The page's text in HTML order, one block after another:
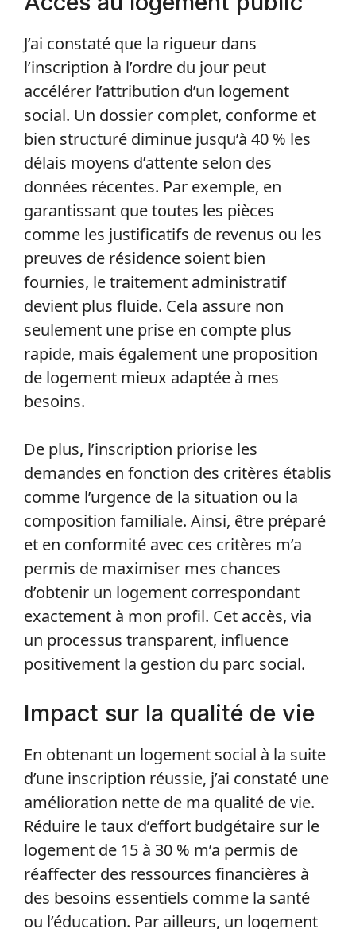
J’ai constaté que la rigueur dans
l’inscription à l’ordre du jour peut
accélérer l’attribution d’un logement
social. Un dossier complet, conforme et
bien structuré diminue jusqu’à 40 % les
délais moyens d’attente selon des
données récentes. Par exemple, en
garantissant que toutes les pièces
comme les justificatifs de revenus ou les
preuves de résidence soient bien
fournies, le traitement administratif
devient plus fluide. Cela assure non
seulement une prise en compte plus
rapide, mais également une proposition
de logement mieux adaptée à mes
besoins.
De plus, l’inscription priorise les
demandes en fonction des critères établis
comme l’urgence de la situation ou la
composition familiale. Ainsi, être préparé
et en conformité avec ces critères m’a
permis de maximiser mes chances
d’obtenir un logement correspondant
exactement à mon profil. Cet accès, via
un processus transparent, influence
positivement la gestion du parc social.
Impact sur la qualité de vie
En obtenant un logement social à la suite
d’une inscription réussie, j’ai constaté une
amélioration nette de ma qualité de vie.
Réduire le taux d’effort budgétaire sur le
logement de 15 à 30 % m’a permis de
réaffecter des ressources financières à
des besoins essentiels comme la santé
ou l’éducation. Par ailleurs, un logement